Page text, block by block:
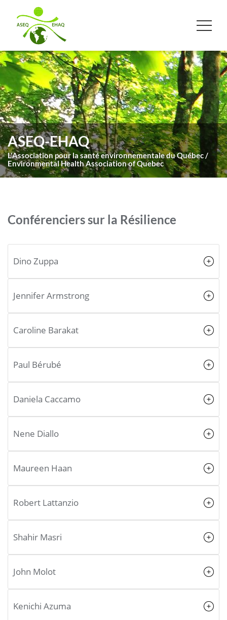
ASEQ-EHAQ
L'Association pour la santé environnementale du Québec /
Environmental Health Association of Quebec
Conférenciers sur la Résilience
Dino Zuppa
Jennifer Armstrong
Caroline Barakat
Paul Bérubé
Daniela Caccamo
Nene Diallo
Maureen Haan
Robert Lattanzio
Shahir Masri
John Molot
Kenichi Azuma